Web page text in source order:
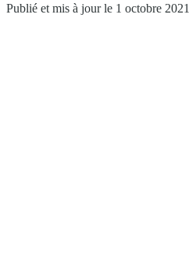
Publié et mis à jour le 1 octobre 2021